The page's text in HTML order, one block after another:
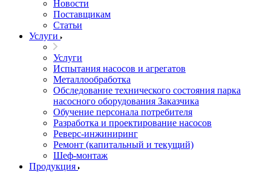
Новости
Поставщикам
Статьи
Услуги
Услуги
Испытания насосов и агрегатов
Металлообработка
Обследование технического состояния парка
насосного оборудования Заказчика
Обучение персонала потребителя
Разработка и проектирование насосов
Реверс-инжиниринг
Ремонт (капитальный и текущий)
Шеф-монтаж
Продукция